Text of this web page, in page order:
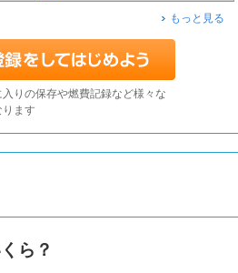
もっと見る
りの保存や燃費記録など様々な
ます
ら？